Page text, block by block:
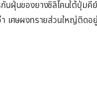
ฝุ่นของยางซิลิโคนใต้ปุ่มคี
เศษผงทรายส่วนใหญ่ติดอ